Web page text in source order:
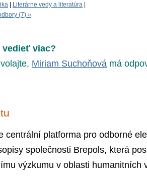
Literárne vedy a literatúra
(7) »
vedieť viac?
Miriam Suchoňová má
centrální platforma pro odborné
společnosti Brepols, která
výzkumu v oblasti humanitních